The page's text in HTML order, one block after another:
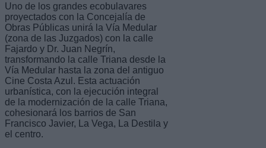
Uno de los grandes ecobulavares
proyectados con la Concejalía de
Obras Públicas unirá la Vía Medular
(zona de las Juzgados) con la calle
Fajardo y Dr. Juan Negrín,
transformando la calle Triana desde la
Vía Medular hasta la zona del antiguo
Cine Costa Azul. Esta actuación
urbanística, con la ejecución integral
de la modernización de la calle Triana,
cohesionará los barrios de San
Francisco Javier, La Vega, La Destila y
el centro.